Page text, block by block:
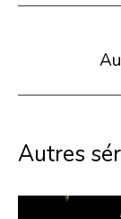
Autres